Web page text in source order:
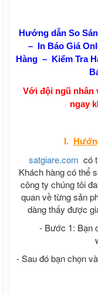
Hướng dẫn So
– In Báo Giá
Hàng – Kiểm Tra
Với đội ngũ nhân
ngay
I.
satgiare.com có
Khách hàng có thể
công ty chúng tôi
quan về từng sản
dàng thấy được
- Bước 1: Bạn
- Sau đó bạn chọn